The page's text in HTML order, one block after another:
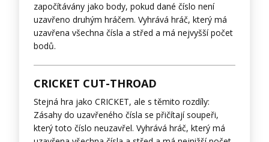
započítávány jako body, pokud dané číslo není
uzavřeno druhým hráčem. Vyhrává hráč, který má
uzavřena všechna čísla a střed a má nejvyšší počet
bodů.
CRICKET CUT-THROAD
Stejná hra jako CRICKET, ale s těmito rozdíly:
Zásahy do uzavřeného čísla se přičítají soupeři,
který toto číslo neuzavřel. Vyhrává hráč, který má